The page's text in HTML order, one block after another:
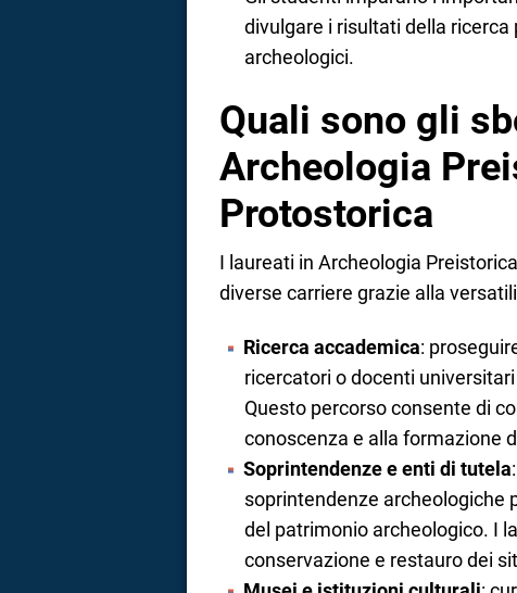
divulgare i risultati della
archeologici.
Quali sono gli
Archeologia
Protostorica
I laureati in Archeologia
diverse carriere grazie alla
Ricerca accademica:
ricercatori o docenti
Questo percorso consente di
conoscenza e alla formazione
Soprintendenze e enti di tutela
soprintendenze archeologiche
del patrimonio archeologico. I
conservazione e restauro dei